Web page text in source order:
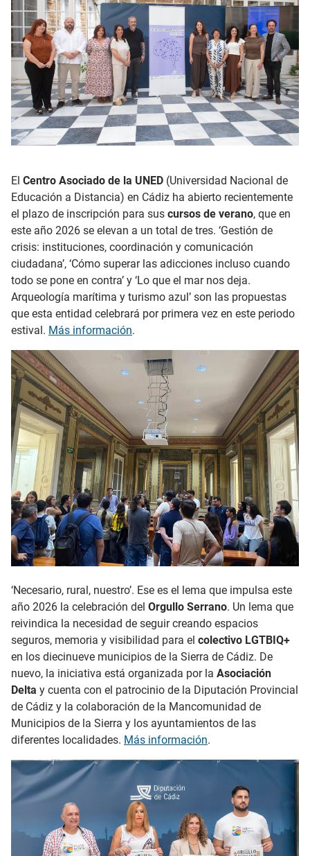
El Centro Asociado de la UNED (Universidad Nacional de
Educación a Distancia) en Cádiz ha abierto recientemente
el plazo de inscripción para sus cursos de verano, que en
este año 2026 se elevan a un total de tres. ‘Gestión de
crisis: instituciones, coordinación y comunicación
ciudadana’, ‘Cómo superar las adicciones incluso cuando
todo se pone en contra’ y ‘Lo que el mar nos deja.
Arqueología marítima y turismo azul’ son las propuestas
que esta entidad celebrará por primera vez en este periodo
estival. Más información.
‘Necesario, rural, nuestro’. Ese es el lema que impulsa este
año 2026 la celebración del Orgullo Serrano. Un lema que
reivindica la necesidad de seguir creando espacios
seguros, memoria y visibilidad para el colectivo LGTBIQ+
en los diecinueve municipios de la Sierra de Cádiz. De
nuevo, la iniciativa está organizada por la Asociación
Delta y cuenta con el patrocinio de la Diputación Provincial
de Cádiz y la colaboración de la Mancomunidad de
Municipios de la Sierra y los ayuntamientos de las
diferentes localidades. Más información.